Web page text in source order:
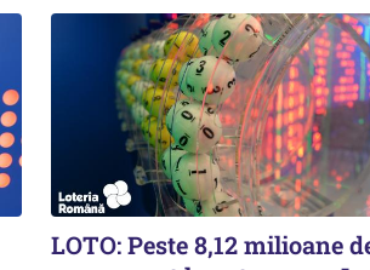
LOTO: Peste 8,12 milioane